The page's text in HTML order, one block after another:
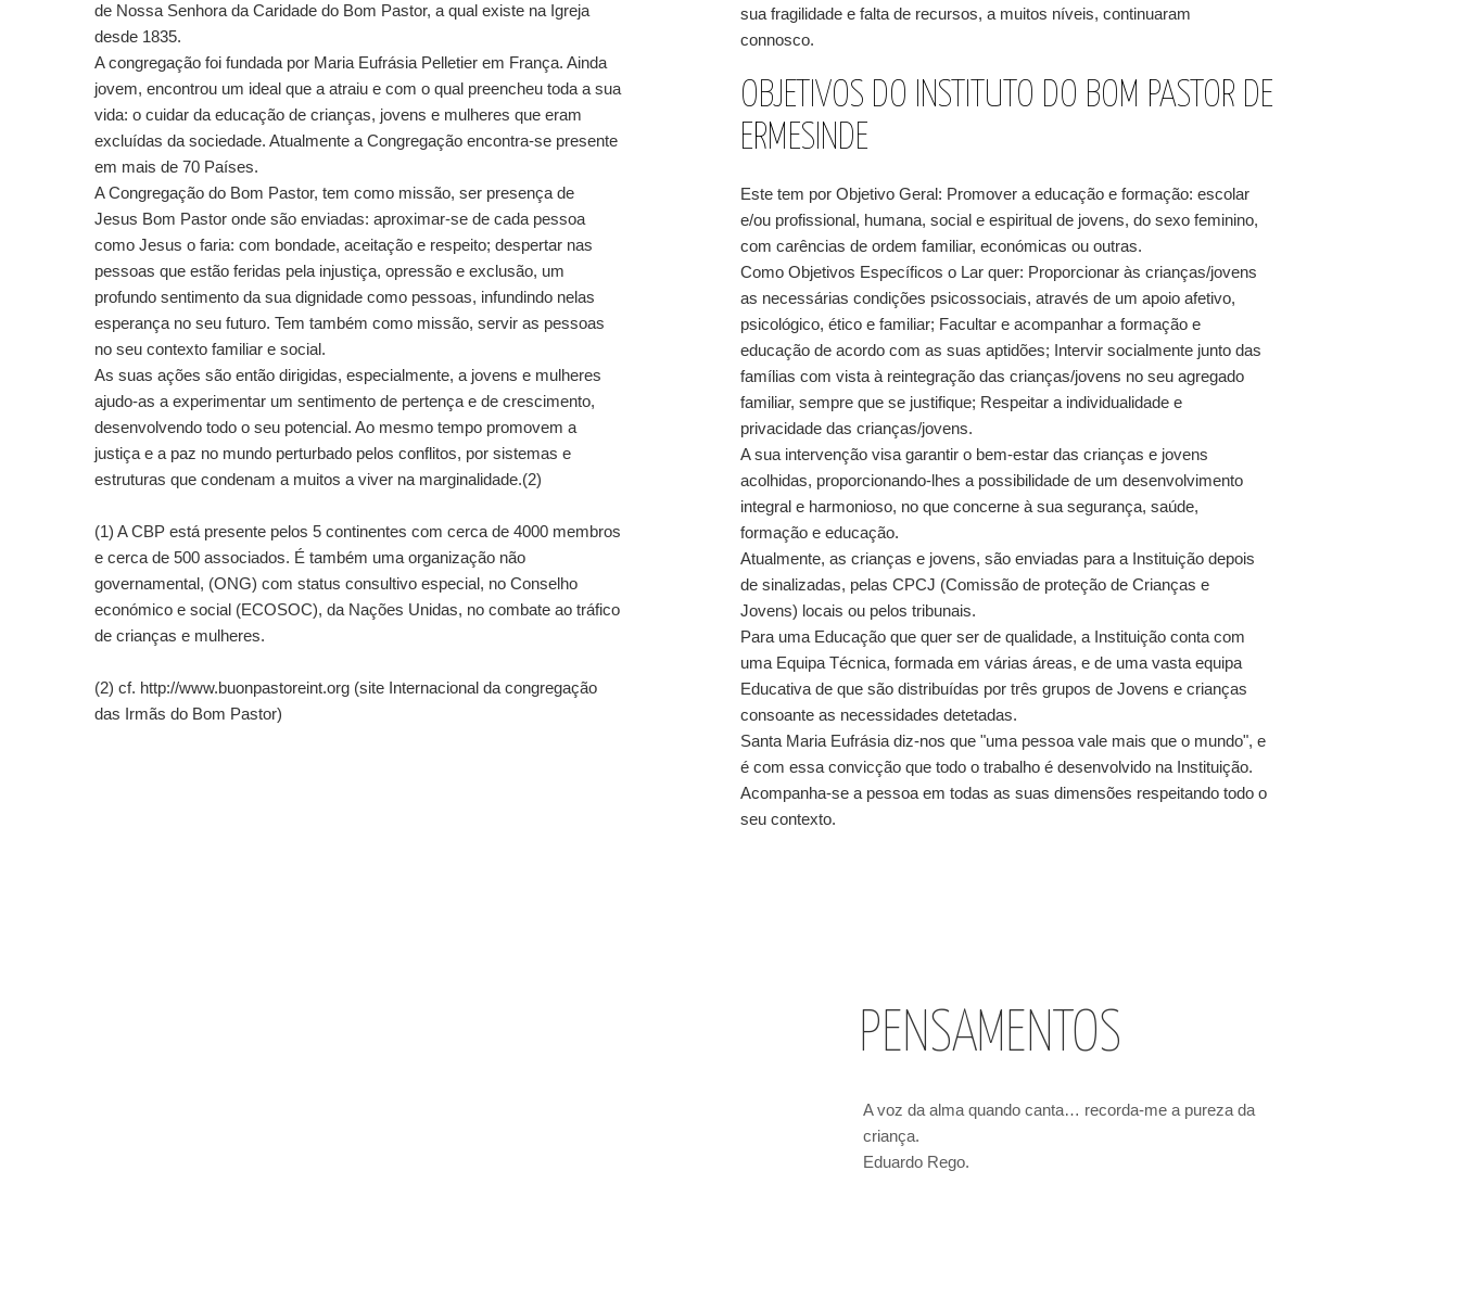
de Nossa Senhora da Caridade do Bom Pastor, a qual existe na Igreja
desde 1835.
A congregação foi fundada por Maria Eufrásia Pelletier em França. Ainda
jovem, encontrou um ideal que a atraiu e com o qual preencheu toda a sua
vida: o cuidar da educação de crianças, jovens e mulheres que eram
excluídas da sociedade. Atualmente a Congregação encontra-se presente
em mais de 70 Países.
A Congregação do Bom Pastor, tem como missão, ser presença de
Jesus Bom Pastor onde são enviadas: aproximar-se de cada pessoa
como Jesus o faria: com bondade, aceitação e respeito; despertar nas
pessoas que estão feridas pela injustiça, opressão e exclusão, um
profundo sentimento da sua dignidade como pessoas, infundindo nelas
esperança no seu futuro. Tem também como missão, servir as pessoas
no seu contexto familiar e social.
As suas ações são então dirigidas, especialmente, a jovens e mulheres
ajudo-as a experimentar um sentimento de pertença e de crescimento,
desenvolvendo todo o seu potencial. Ao mesmo tempo promovem a
justiça e a paz no mundo perturbado pelos conflitos, por sistemas e
estruturas que condenam a muitos a viver na marginalidade.(2)
(1) A CBP está presente pelos 5 continentes com cerca de 4000 membros
e cerca de 500 associados. É também uma organização não
governamental, (ONG) com status consultivo especial, no Conselho
económico e social (ECOSOC), da Nações Unidas, no combate ao tráfico
de crianças e mulheres.
(2) cf. http://www.buonpastoreint.org (site Internacional da congregação
das Irmãs do Bom Pastor)
sua fragilidade e falta de recursos, a muitos níveis, continuaram
connosco.
OBJETIVOS DO INSTITUTO DO BOM PASTOR DE
ERMESINDE
Este tem por Objetivo Geral: Promover a educação e formação: escolar
e/ou profissional, humana, social e espiritual de jovens, do sexo feminino,
com carências de ordem familiar, económicas ou outras.
Como Objetivos Específicos o Lar quer: Proporcionar às crianças/jovens
as necessárias condições psicossociais, através de um apoio afetivo,
psicológico, ético e familiar; Facultar e acompanhar a formação e
educação de acordo com as suas aptidões; Intervir socialmente junto das
famílias com vista à reintegração das crianças/jovens no seu agregado
familiar, sempre que se justifique; Respeitar a individualidade e
privacidade das crianças/jovens.
A sua intervenção visa garantir o bem-estar das crianças e jovens
acolhidas, proporcionando-lhes a possibilidade de um desenvolvimento
integral e harmonioso, no que concerne à sua segurança, saúde,
formação e educação.
Atualmente, as crianças e jovens, são enviadas para a Instituição depois
de sinalizadas, pelas CPCJ (Comissão de proteção de Crianças e
Jovens) locais ou pelos tribunais.
Para uma Educação que quer ser de qualidade, a Instituição conta com
uma Equipa Técnica, formada em várias áreas, e de uma vasta equipa
Educativa de que são distribuídas por três grupos de Jovens e crianças
consoante as necessidades detetadas.
Santa Maria Eufrásia diz-nos que "uma pessoa vale mais que o mundo", e
é com essa convicção que todo o trabalho é desenvolvido na Instituição.
Acompanha-se a pessoa em todas as suas dimensões respeitando todo o
seu contexto.
PENSAMENTOS
A voz da alma quando canta… recorda-me a pureza da
criança.
Eduardo Rego.